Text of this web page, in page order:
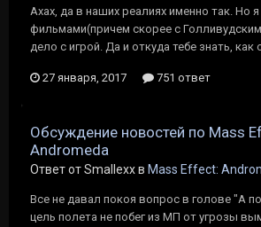
Ахах, да в наших реалиях именно так. Но
фильмами(причем скорее с
дело с игрой. Да и откуда тебе знать, как
27 января, 2017 751 ответ
Обсуждение новостей по Mass
Andromeda
Ответ от Smallexx в Mass Effect:
Все не давал покоя вопрос в голове "А
цель полета не побег из МП от угрозы